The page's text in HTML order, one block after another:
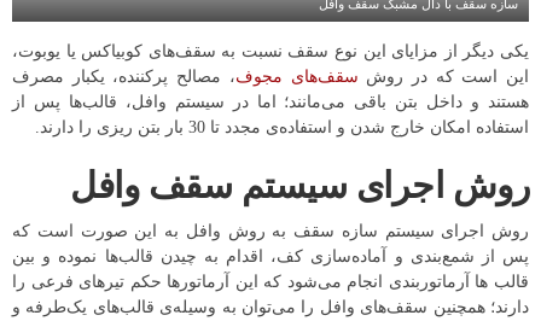
سازه سقف با دال مشبک سقف وافل
یکی دیگر از مزایای این نوع سقف نسبت به سقف‌های کوبیاکس یا یوبوت،
این است که در روش سقف‌های مجوف، مصالح پرکننده، یکبار مصرف
هستند و داخل بتن باقی می‌مانند؛ اما در سیستم وافل، قالب‌ها پس از
استفاده امکان خارج شدن و استفاده‌ی مجدد تا 30 بار بتن ریزی را دارند.
روش اجرای سیستم سقف وافل
روش اجرای سیستم سازه سقف به روش وافل به این صورت است که
پس از شمع‌بندی و آماده‌سازی کف، اقدام به چیدن قالب‌ها نموده و بین
قالب ها آرماتوربندی انجام می‌شود که این آرماتور‌ها حکم تیرهای فرعی را
دارند؛ همچنین سقف‌های وافل را می‌توان به وسیله‌ی قالب‌های یک‌طرفه و